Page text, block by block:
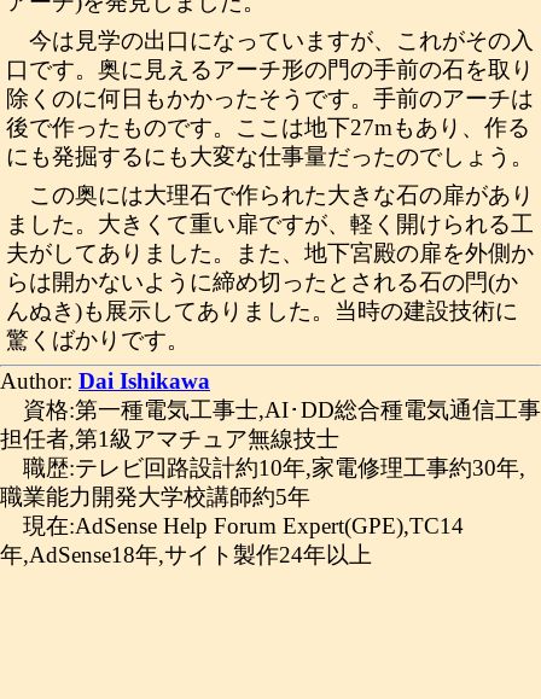
今は見学の出口になっていますが、これがその入
口です。奥に見えるアーチ形の門の手前の石を取り
除くのに何日もかかったそうです。手前のアーチは
後で作ったものです。ここは地下27mもあり、作る
にも発掘するにも大変な仕事量だったのでしょう。
この奥には大理石で作られた大きな石の扉があり
ました。大きくて重い扉ですが、軽く開けられる工
夫がしてありました。また、地下宮殿の扉を外側か
らは開かないように締め切ったとされる石の閂(か
んぬき)も展示してありました。当時の建設技術に
驚くばかりです。
Author: Dai Ishikawa
資格:第一種電気工事士,AI･DD総合種電気通信工事
担任者,第1級アマチュア無線技士
職歴:テレビ回路設計約10年,家電修理工事約30年,
職業能力開発大学校講師約5年
現在:AdSense Help Forum Expert(GPE),TC14
年,AdSense18年,サイト製作24年以上